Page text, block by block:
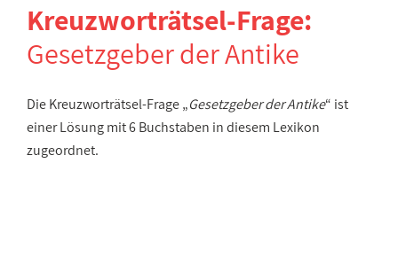
Kreuzworträtsel-Frage:
Gesetzgeber der Antike
Die Kreuzworträtsel-Frage „Gesetzgeber der Antike“ ist
einer Lösung mit 6 Buchstaben in diesem Lexikon
zugeordnet.